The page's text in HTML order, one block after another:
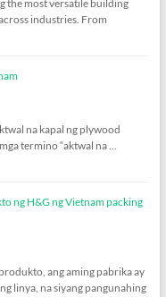
the most versatile building
industries. From
na kapal ng plywood
termino “aktwal na …
ng H&G ng Vietnam packing
ang aming pabrika ay
linya, na siyang pangunahing